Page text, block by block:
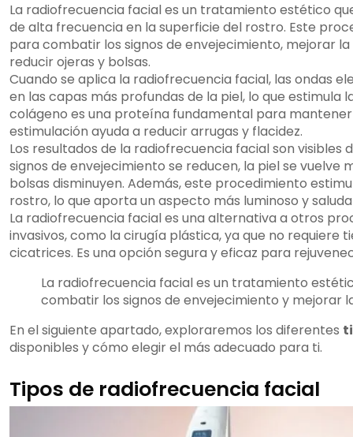
La radiofrecuencia facial es un tratamiento estético
de alta frecuencia en la superficie del rostro. Este
para combatir los signos de envejecimiento, mejorar
reducir ojeras y bolsas.
Cuando se aplica la radiofrecuencia facial, las ondas
en las capas más profundas de la piel, lo que estimula
colágeno es una proteína fundamental para mantener
estimulación ayuda a reducir arrugas y flacidez.
Los resultados de la radiofrecuencia facial son visibles
signos de envejecimiento se reducen, la piel se vuelve
bolsas disminuyen. Además, este procedimiento
rostro, lo que aporta un aspecto más luminoso y
La radiofrecuencia facial es una alternativa a otros
invasivos, como la cirugía plástica, ya que no requiere
cicatrices. Es una opción segura y eficaz para
La radiofrecuencia facial es un tratamiento
combatir los signos de envejecimiento y mejorar
En el siguiente apartado, exploraremos los diferentes
disponibles y cómo elegir el más adecuado para ti.
Tipos de radiofrecuencia facial